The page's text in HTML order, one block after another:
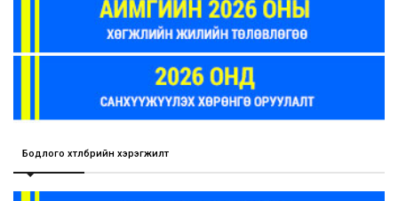
Бодлого хөтөлбөрийн хэрэгжилт